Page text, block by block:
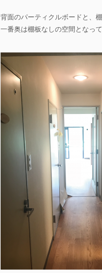
背面のパーティクルボードと、
一番奥は棚板なしの空間となっ